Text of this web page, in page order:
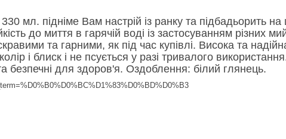
мл. підніме Вам настрій із ранку та підбадьорить
до миття в гарячій воді із застосуванням різних
та гарними, як під час купівлі. Висока та
і блиск і не псується у разі тривалого
безпечні для здоров'я. Оздоблення: білий глянець.